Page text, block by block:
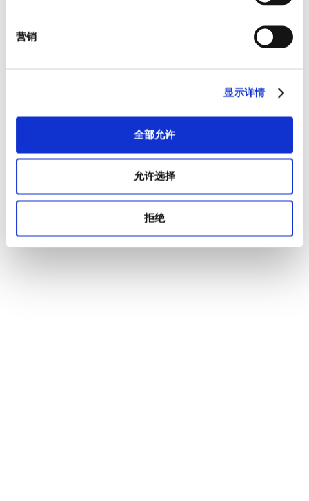
营销
显示详情
全部允许
允许选择
拒绝